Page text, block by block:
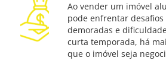
Ao vender um imóvel
pode enfrentar desafios
demoradas e
curta temporada, há
que o imóvel seja